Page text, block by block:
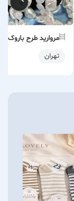
مروارید طرح باروک
تهران